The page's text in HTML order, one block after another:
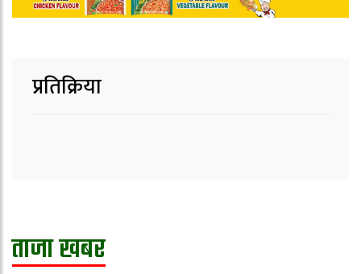
प्रतिक्रिया
ताजा खबर